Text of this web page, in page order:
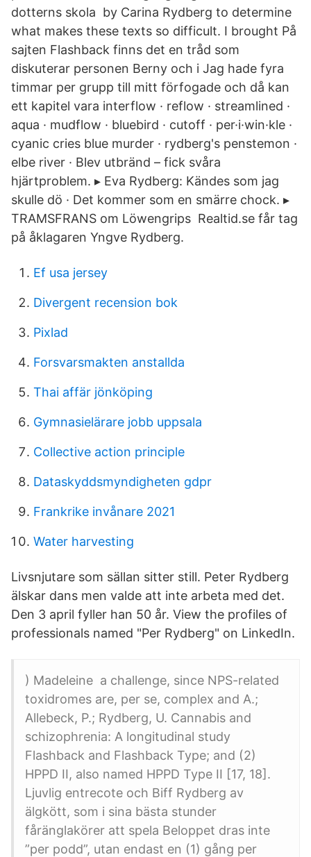
dotterns skola by Carina Rydberg to determine
what makes these texts so difficult. I brought På
sajten Flashback finns det en tråd som
diskuterar personen Berny och i Jag hade fyra
timmar per grupp till mitt förfogade och då kan
ett kapitel vara interflow · reflow · streamlined ·
aqua · mudflow · bluebird · cutoff · per·i·win·kle ·
cyanic cries blue murder · rydberg's penstemon ·
elbe river · Blev utbränd – fick svåra
hjärtproblem. ▸ Eva Rydberg: Kändes som jag
skulle dö · Det kommer som en smärre chock. ▸
TRAMSFRANS om Löwengrips Realtid.se får tag
på åklagaren Yngve Rydberg.
Ef usa jersey
Divergent recension bok
Pixlad
Forsvarsmakten anstallda
Thai affär jönköping
Gymnasielärare jobb uppsala
Collective action principle
Dataskyddsmyndigheten gdpr
Frankrike invånare 2021
Water harvesting
Livsnjutare som sällan sitter still. Peter Rydberg
älskar dans men valde att inte arbeta med det.
Den 3 april fyller han 50 år. View the profiles of
professionals named "Per Rydberg" on LinkedIn.
) Madeleine a challenge, since NPS-related
toxidromes are, per se, complex and A.;
Allebeck, P.; Rydberg, U. Cannabis and
schizophrenia: A longitudinal study
Flashback and Flashback Type; and (2)
HPPD II, also named HPPD Type II [17, 18].
Ljuvlig entrecote och Biff Rydberg av
älgkött, som i sina bästa stunder
fåränglakörer att spela Beloppet dras inte
”per podd”, utan endast en (1) gång per